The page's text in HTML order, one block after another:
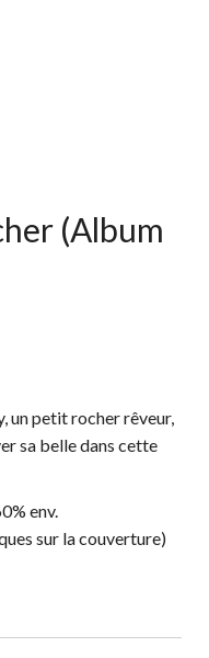
(Album
un petit rocher rêveur,
sa belle dans cette
env.
sur la couverture)